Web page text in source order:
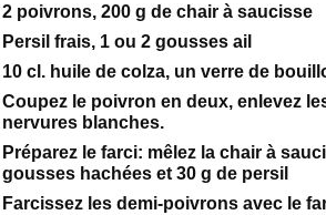
2 poivrons, 200 g de chair à saucisse
Persil frais, 1 ou 2 gousses ail
10 cl. huile de colza, un verre de
Coupez le poivron en deux, enlevez
nervures blanches.
Préparez le farci: mêlez la chair à
gousses hachées et 30 g de persil
Farcissez les demi-poivrons avec le